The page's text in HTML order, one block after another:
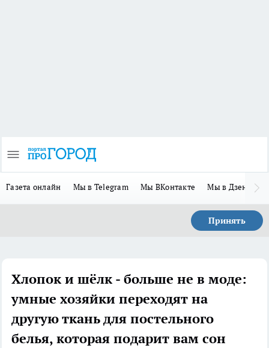
Газета онлайн Мы в Telegram Мы ВКонтакте Мы в Дзене
Принять
Хлопок и шёлк - больше не в моде:
умные хозяйки переходят на
другую ткань для постельного
белья, которая подарит вам сон